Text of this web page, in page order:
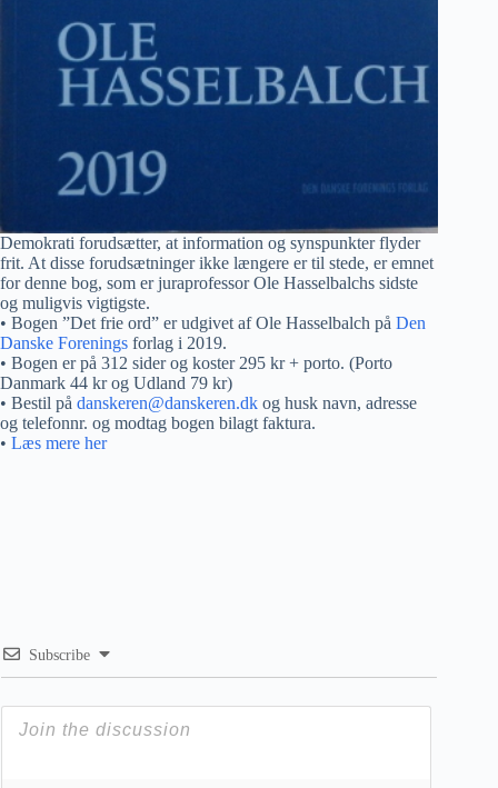
Demokrati forudsætter, at information og synspunkter flyder
frit. At disse forudsætninger ikke længere er til stede, er emnet
for denne bog, som er juraprofessor Ole Hasselbalchs sidste
og muligvis vigtigste.
• Bogen ”Det frie ord” er udgivet af Ole Hasselbalch på Den
Danske Forenings forlag i 2019.
• Bogen er på 312 sider og koster 295 kr + porto. (Porto
Danmark 44 kr og Udland 79 kr)
• Bestil på danskeren@danskeren.dk og husk navn, adresse
og telefonnr. og modtag bogen bilagt faktura.
• Læs mere her
Subscribe